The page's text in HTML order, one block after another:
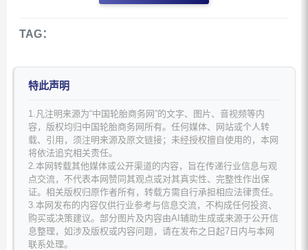
TAG：
特此声明
1.凡注明来源为“中国轮胎商务网”的文字、图片、音视频等内
容，版权均归中国轮胎商务网所有。任何媒体、网站或个人转
载、引用，须注明来源及原文链接；未经授权擅自使用的，本网
将依法追究相关责任。
2.本网转载其他媒体或公开渠道的内容，旨在传递行业信息与观
点交流，不代表本网赞同其观点或对其真实性、完整性作出保
证。相关版权归原作者所有，转载方需自行承担相应法律责任。
3.本网发布的内容仅供行业参考与信息交流，不构成任何投资、
购买或决策建议。部分图片及内容由AI辅助生成或来源于公开信
息整理，如涉及版权或内容问题，请在发布之日起7日内与本网
联系处理。